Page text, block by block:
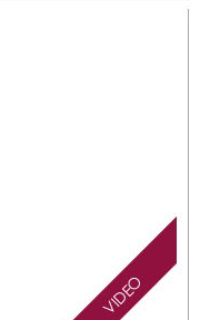
VIDEO